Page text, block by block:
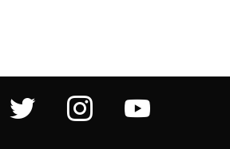
twitter instagram youtube